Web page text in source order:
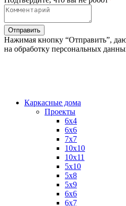
Нажимая кнопку “Отправить”,
на обработку персональных
Каркасные дома
Проекты
6х4
6х6
7х7
10х10
10х11
5х10
5х8
5х9
6x6
6x7